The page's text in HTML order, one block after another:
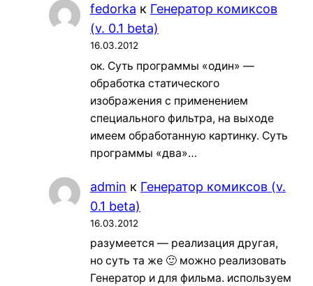
fedorka к Генератор комиксов
(v. 0.1 beta)
16.03.2012
ок. Суть программы «один» —
обработка статического
изображения с применением
специального фильтра, на выходе
имеем обработанную картинку. Суть
программы «два»…
admin к Генератор комиксов (v.
0.1 beta)
16.03.2012
разумеется — реализация другая,
но суть та же 🙂 можно реализовать
Генератор и для фильма. используем